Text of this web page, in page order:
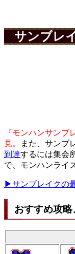
サンブレ
『モンハンサン
見。
また、サンブ
到達するには集会
で、モンハンライ
▶サンブレイクの
おすすめ攻略